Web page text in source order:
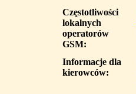
Częstotliwości
lokalnych
operatorów
GSM:
Informacje dla
kierowców: